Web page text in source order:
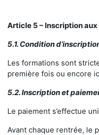
Article 5 – Inscription
5.1. Condition
Les formations sont
première fois ou encore
5.2. Inscription et
Le paiement s’effectue
Avant chaque rentrée, le